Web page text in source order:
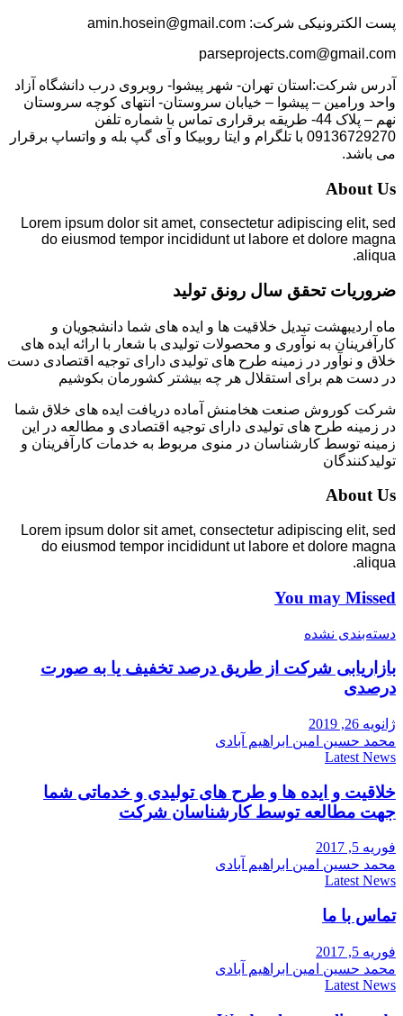
پست الکترونیکی شرکت: amin.hosein@gmail.com
parseprojects.com@gmail.com
آدرس شرکت:استان تهران- شهر پیشوا- روبروی درب دانشگاه آزاد
واحد ورامین – پیشوا – خیابان سروستان- انتهای کوچه سروستان
نهم – پلاک 44- طریقه برقراری تماس با شماره تلفن
09136729270 با تلگرام و ایتا روبیکا و آی گپ بله و واتساپ برقرار
می باشد.
About Us
Lorem ipsum dolor sit amet, consectetur adipiscing elit, sed
do eiusmod tempor incididunt ut labore et dolore magna
aliqua.
ضروریات تحقق سال رونق تولید
ماه اردیبهشت تبدیل خلاقیت ها و ایده های شما دانشجویان و
کارآفرینان به نوآوری و محصولات تولیدی با شعار با ارائه ایده های
خلاق و نوآور در زمینه طرح های تولیدی دارای توجیه اقتصادی دست
در دست هم برای استقلال هر چه بیشتر کشورمان بکوشیم
شرکت کوروش صنعت هخامنش آماده دریافت ایده های خلاق شما
در زمینه طرح های تولیدی دارای توجیه اقتصادی و مطالعه در این
زمینه توسط کارشناسان در منوی مربوط به خدمات کارآفرینان و
تولیدکنندگان
About Us
Lorem ipsum dolor sit amet, consectetur adipiscing elit, sed
do eiusmod tempor incididunt ut labore et dolore magna
aliqua.
You may Missed
دسته‌بندی نشده
بازاریابی شرکت از طریق درصد تخفیف یا به صورت
درصدی
ژانویه 26, 2019
محمد حسین امین ابراهیم آبادی
Latest News
خلاقیت و ایده ها و طرح های تولیدی و خدماتی شما
جهت مطالعه توسط کارشناسان شرکت
فوریه 5, 2017
محمد حسین امین ابراهیم آبادی
Latest News
تماس با ما
فوریه 5, 2017
محمد حسین امین ابراهیم آبادی
Latest News